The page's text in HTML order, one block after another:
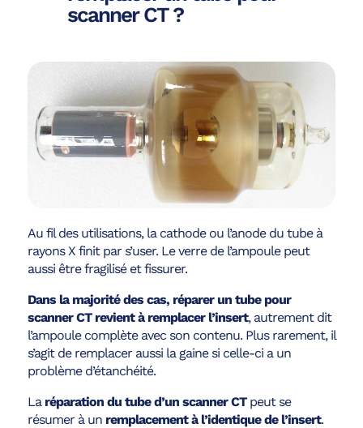
scanner CT ?
Au fil des utilisations, la cathode ou l’anode du tube à
rayons X finit par s’user. Le verre de l’ampoule peut
aussi être fragilisé et fissurer.
Dans la majorité des cas, réparer un tube pour
scanner CT revient à remplacer l’insert, autrement dit
l’ampoule complète avec son contenu. Plus rarement, il
s’agit de remplacer aussi la gaine si celle-ci a un
problème d’étanchéité.
La réparation du tube d’un scanner CTpeut se
résumer à un remplacement à l’identique de l’insert.